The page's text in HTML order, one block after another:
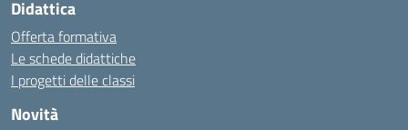
Didattica
Offerta formativa
Le schede didattiche
I progetti delle classi
Novità